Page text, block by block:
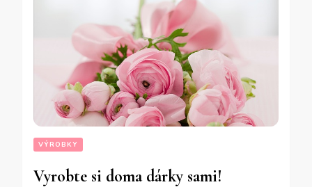
VÝROBKY
Vyrobte si doma dárky sami!